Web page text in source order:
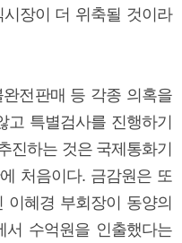
장이 더 위축될 것이라
전판매 등 각종 의혹을
고 특별검사를 진행하기
진하는 것은 국제통화기
처음이다. 금감원은 또
이혜경 부회장이 동양의
서 수억원을 인출했다는